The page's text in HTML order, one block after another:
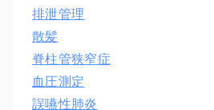
排泄管理
散髪
脊柱管狭窄症
血圧測定
誤嚥性肺炎